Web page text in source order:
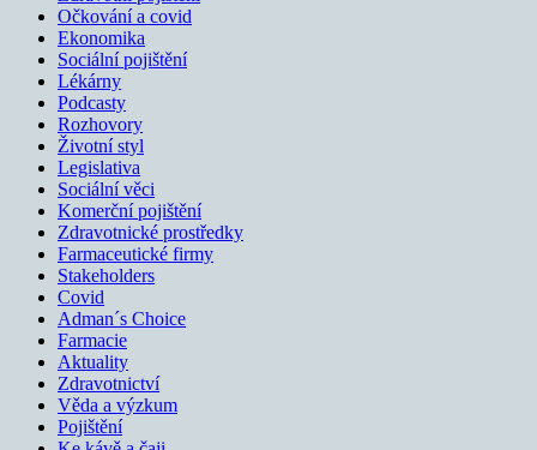
Očkování a covid
Ekonomika
Sociální pojištění
Lékárny
Podcasty
Rozhovory
Životní styl
Legislativa
Sociální věci
Komerční pojištění
Zdravotnické prostředky
Farmaceutické firmy
Stakeholders
Covid
Adman´s Choice
Farmacie
Aktuality
Zdravotnictví
Věda a výzkum
Pojištění